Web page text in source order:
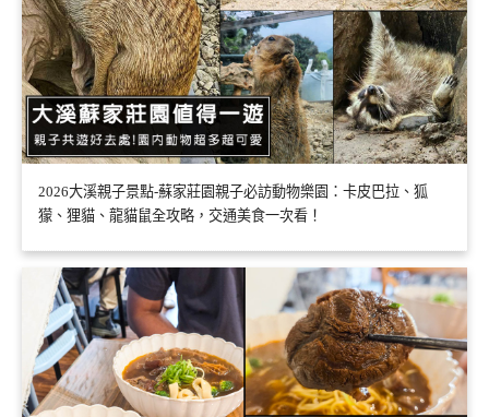
2026大溪親子景點-蘇家莊園親子必訪動物樂園：卡皮巴拉、狐
獴、狸貓、龍貓鼠全攻略，交通美食一次看！